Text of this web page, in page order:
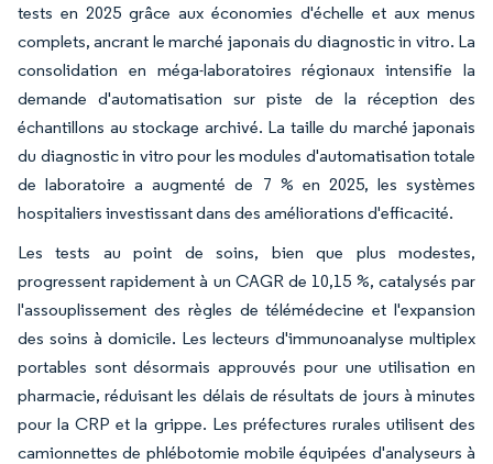
tests en 2025 grâce aux économies d'échelle et aux menus
complets, ancrant le marché japonais du diagnostic in vitro. La
consolidation en méga-laboratoires régionaux intensifie la
demande d'automatisation sur piste de la réception des
échantillons au stockage archivé. La taille du marché japonais
du diagnostic in vitro pour les modules d'automatisation totale
de laboratoire a augmenté de 7 % en 2025, les systèmes
hospitaliers investissant dans des améliorations d'efficacité.
Les tests au point de soins, bien que plus modestes,
progressent rapidement à un CAGR de 10,15 %, catalysés par
l'assouplissement des règles de télémédecine et l'expansion
des soins à domicile. Les lecteurs d'immunoanalyse multiplex
portables sont désormais approuvés pour une utilisation en
pharmacie, réduisant les délais de résultats de jours à minutes
pour la CRP et la grippe. Les préfectures rurales utilisent des
camionnettes de phlébotomie mobile équipées d'analyseurs à